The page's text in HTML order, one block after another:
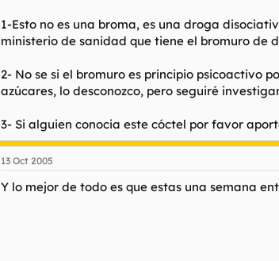
1-Esto no es una broma, es una droga
ministerio de sanidad que tiene el bromuro de
2- No se si el bromuro es principio psicoactivo
azúcares, lo desconozco, pero seguiré
3- Si alguien conocia este cóctel por favor
13 Oct 2005
Y lo mejor de todo es que estas una semana